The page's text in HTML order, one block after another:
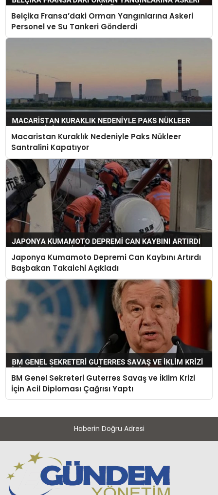
Belçika Fransa’daki Orman Yangınlarına Askeri
Personel ve Su Tankeri Gönderdi
Macaristan Kuraklık Nedeniyle Paks Nükleer
Santralini Kapatıyor
Japonya Kumamoto Depremi Can Kaybını Artırdı
Başbakan Takaichi Açıkladı
BM Genel Sekreteri Guterres Savaş ve İklim Krizi
İçin Acil Diploması Çağrısı Yaptı
Haberin Doğru Adresi